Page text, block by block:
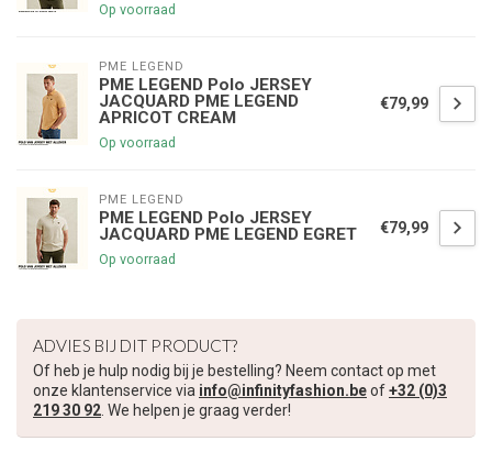
Op voorraad
PME LEGEND
PME LEGEND Polo JERSEY
JACQUARD PME LEGEND
APRICOT CREAM
Op voorraad
€79,99
PME LEGEND
PME LEGEND Polo JERSEY
JACQUARD PME LEGEND EGRET
Op voorraad
€79,99
ADVIES BIJ DIT PRODUCT?
Of heb je hulp nodig bij je bestelling? Neem contact op met
onze klantenservice via info@infinityfashion.beof+32 (0)3
219 30 92. We helpen je graag verder!
€5,00 korting op je volgende bestelling
Schrijf je in voor onze nieuwsbrief om op de hoogte te blijven